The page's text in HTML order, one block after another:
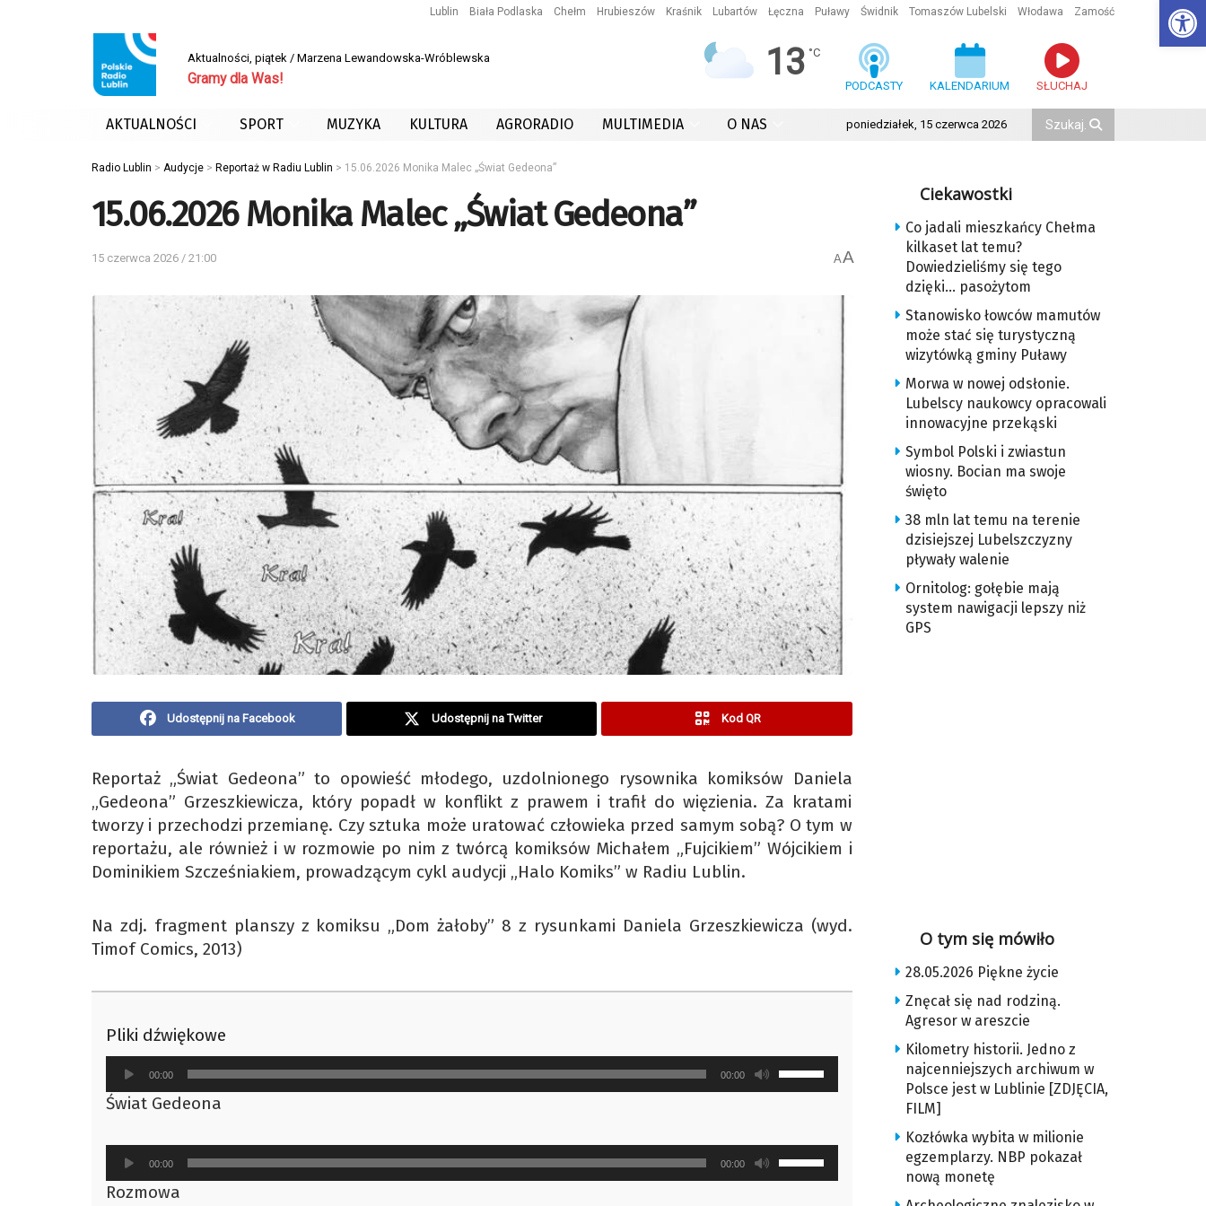
Lublin Biała Podlaska Chełm Hrubieszów Kraśnik Lubartów Łęczna Puławy Świdnik Tomaszów Lubelski Włodawa Zamość
Aktualności, piątek / Marzena Lewandowska-Wróblewska
Gramy dla Was! 13 °C
PODCASTY KALENDARIUM SŁUCHAJ
AKTUALNOŚCI SPORT MUZYKA KULTURA AGRORADIO MULTIMEDIA O NAS poniedziałek, 15 czerwca 2026
Radio Lublin > Audycje > Reportaż w Radiu Lublin > 15.06.2026 Monika Malec „Świat Gedeona”
15.06.2026 Monika Malec „Świat Gedeona”
15 czerwca 2026 / 21:00 AA
Udostępnij na Facebook Udostępnij na Twitter Kod QR
Reportaż „Świat Gedeona” to opowieść młodego, uzdolnionego rysownika komiksów Daniela
„Gedeona” Grzeszkiewicza, który popadł w konflikt z prawem i trafił do więzienia. Za kratami
tworzy i przechodzi przemianę. Czy sztuka może uratować człowieka przed samym sobą? O tym w
reportażu, ale również i w rozmowie po nim z twórcą komiksów Michałem „Fujcikiem” Wójcikiem i
Dominikiem Szcześniakiem, prowadzącym cykl audycji „Halo Komiks” w Radiu Lublin.
Na zdj. fragment planszy z komiksu „Dom żałoby” 8 z rysunkami Daniela Grzeszkiewicza (wyd.
Timof Comics, 2013)
Pliki dźwiękowe
Odtwarzacz
plików
dźwiękowych
00:00 00:00
strzałek
oraz
do
Świat Gedeona
Odtwarzacz
plików
dźwiękowych
00:00 00:00
strzałek
Rozmowa
Ciekawostki
Co jadali mieszkańcy Chełma
kilkaset lat temu?
Dowiedzieliśmy się tego
dzięki… pasożytom
Stanowisko łowców mamutów
może stać się turystyczną
wizytówką gminy Puławy
Morwa w nowej odsłonie.
Lubelscy naukowcy opracowali
innowacyjne przekąski
Symbol Polski i zwiastun
wiosny. Bocian ma swoje
święto
38 mln lat temu na terenie
dzisiejszej Lubelszczyzny
pływały walenie
Ornitolog: gołębie mają
system nawigacji lepszy niż
GPS
O tym się mówiło
28.05.2026 Piękne życie
Znęcał się nad rodziną.
Agresor w areszcie
Kilometry historii. Jedno z
najcenniejszych archiwum w
Polsce jest w Lublinie [ZDJĘCIA,
FILM]
Kozłówka wybita w milionie
egzemplarzy. NBP pokazał
nową monetę